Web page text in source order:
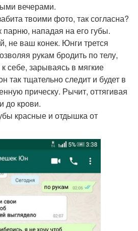
вечерами.
твоими фото, так согласна?
парню, нападая на его губы.
не ваш конек. Юнги трется
рукам бродить по телу,
себе, зарываясь в мягкие
так тщательно следит и будет в
прическу. Рычит, оттягивая
до крови.
красные и отдышка от